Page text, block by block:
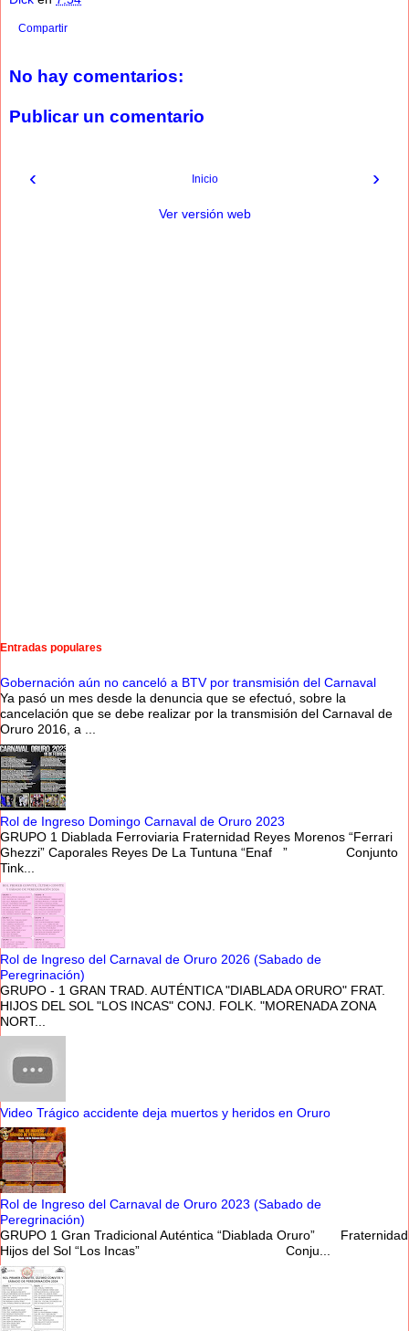
Compartir
No hay comentarios:
Publicar un comentario
‹ ›
Inicio
Ver versión web
Entradas populares
Gobernación aún no canceló a BTV por transmisión del Carnaval
Ya pasó un mes desde la denuncia que se efectuó, sobre la
cancelación que se debe realizar por la transmisión del Carnaval de
Oruro 2016, a ...
Rol de Ingreso Domingo Carnaval de Oruro 2023
GRUPO 1 Diablada Ferroviaria Fraternidad Reyes Morenos “Ferrari
Ghezzi” Caporales Reyes De La Tuntuna “Enaf ” Conjunto
Tink...
Rol de Ingreso del Carnaval de Oruro 2026 (Sabado de
Peregrinación)
GRUPO - 1 GRAN TRAD. AUTÉNTICA "DIABLADA ORURO" FRAT.
HIJOS DEL SOL "LOS INCAS" CONJ. FOLK. "MORENADA ZONA
NORT...
Video Trágico accidente deja muertos y heridos en Oruro
Rol de Ingreso del Carnaval de Oruro 2023 (Sabado de
Peregrinación)
GRUPO 1 Gran Tradicional Auténtica “Diablada Oruro” Fraternidad
Hijos del Sol “Los Incas” Conju...